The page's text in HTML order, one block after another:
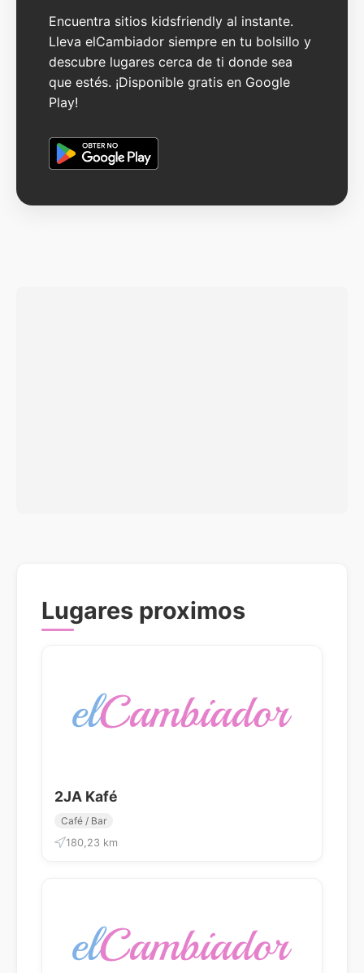
Encuentra sitios kidsfriendly al instante.
Lleva elCambiador siempre en tu bolsillo y
descubre lugares cerca de ti donde sea
que estés. ¡Disponible gratis en Google
Play!
Lugares proximos
2JA Kafé
Café / Bar
180,23 km